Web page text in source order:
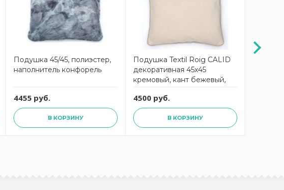
Подушка 45/45, полиэстер,
наполнитель конфорель
4455 руб.
В КОРЗИНУ
Подушка Textil Roig CALID
декоративная 45х45
кремовый, кант бежевый,
полиакрил, наполнитель
конфорель
4500 руб.
В КОРЗИНУ